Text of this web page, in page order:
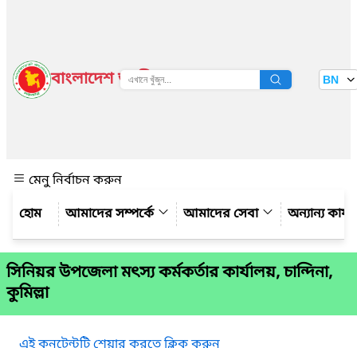
বাংলাদেশ জাতীয় তথ্য বাতায়ন BN
মেনু নির্বাচন করুন
আমাদের সম্পর্কে
আমাদের সেবা অন্যান্য
সিনিয়র উপজেলা মৎস্য কর্মকর্তার কার্যালয়, চান্দিনা,
কুমিল্লা